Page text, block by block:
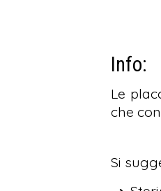
Info:
Le
che
Si